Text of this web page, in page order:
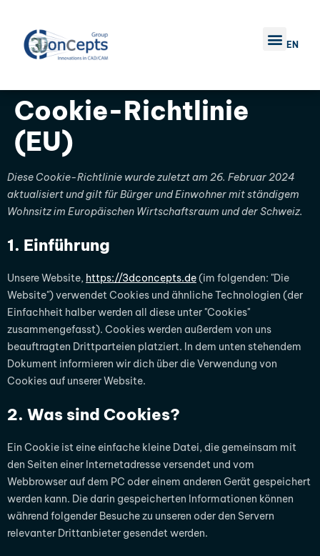
EN
Cookie-Richtlinie
(EU)
Diese Cookie-Richtlinie wurde zuletzt am 26. Februar 2024
aktualisiert und gilt für Bürger und Einwohner mit ständigem
Wohnsitz im Europäischen Wirtschaftsraum und der Schweiz.
1. Einführung
Unsere Website, https://3dconcepts.de(im folgenden: "Die
Website") verwendet Cookies und ähnliche Technologien (der
Einfachheit halber werden all diese unter "Cookies"
zusammengefasst). Cookies werden außerdem von uns
beauftragten Drittparteien platziert. In dem unten stehendem
Dokument informieren wir dich über die Verwendung von
Cookies auf unserer Website.
2. Was sind Cookies?
Ein Cookie ist eine einfache kleine Datei, die gemeinsam mit
den Seiten einer Internetadresse versendet und vom
Webbrowser auf dem PC oder einem anderen Gerät gespeichert
werden kann. Die darin gespeicherten Informationen können
während folgender Besuche zu unseren oder den Servern
relevanter Drittanbieter gesendet werden.